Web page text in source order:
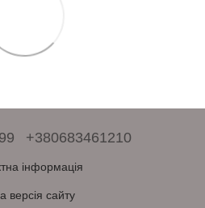
+380683461210
інформація
версія сайту